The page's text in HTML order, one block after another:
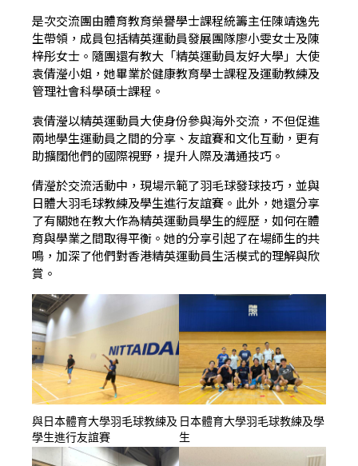
是次交流團由體育教育榮譽學士課程統籌主任陳靖逸先
生帶領，成員包括精英運動員發展團隊廖小雯女士及陳
梓彤女士。隨團還有教大「精英運動員友好大學」大使
袁倩瀅小姐，她畢業於健康教育學士課程及運動教練及
管理社會科學碩士課程。
袁倩瀅以精英運動員大使身份參與海外交流，不但促進
兩地學生運動員之間的分享、友誼賽和文化互動，更有
助擴闊他們的國際視野，提升人際及溝通技巧。
倩瀅於交流活動中，現場示範了羽毛球發球技巧，並與
日體大羽毛球教練及學生進行友誼賽。此外，她還分享
了有關她在教大作為精英運動員學生的經歷，如何在體
育與學業之間取得平衡。她的分享引起了在場師生的共
鳴，加深了他們對香港精英運動員生活模式的理解與欣
賞。
與日本體育大學羽毛球教練及
學生進行友誼賽
日本體育大學羽毛球教練及學
生